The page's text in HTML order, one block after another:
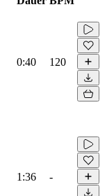
0:40 120
1:36 -